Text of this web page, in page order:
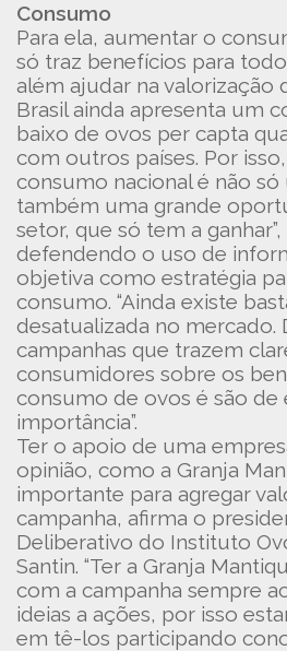
Consumo
Para ela, aumentar o
só traz benefícios para
além ajudar na valorização
Brasil ainda apresenta um
baixo de ovos per capta
com outros países. Por
consumo nacional é não
também uma grande
setor, que só tem a
defendendo o uso de
objetiva como estratégia
consumo. “Ainda existe
desatualizada no mercado.
campanhas que trazem
consumidores sobre os
consumo de ovos é são de
importância”.
Ter o apoio de uma
opinião, como a Granja
importante para agregar
campanha, afirma o
Deliberativo do Instituto
Santin. “Ter a Granja
com a campanha sempre
ideias a ações, por isso
em tê-los participando